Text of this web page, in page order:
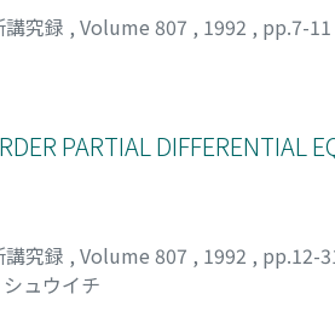
究録 , Volume 807 , 1992 , pp.7-11
PARTIAL
究録 , Volume 807 , 1992 , pp.12-
ュウイチ